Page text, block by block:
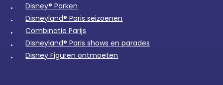
Disney® Parken
Disneyland® Paris seizoenen
Combinatie Parijs
Disneyland® Paris shows en parades
Disney Figuren ontmoeten